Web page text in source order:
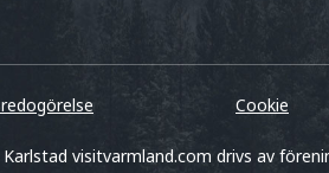
Cookie
visitvarmland.com drivs av